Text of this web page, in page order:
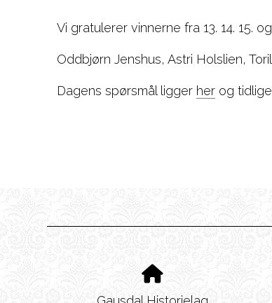
Vi gratulerer vinnerne fra 13. 14. 15.
Oddbjørn Jenshus, Astri Holslien,
Dagens spørsmål ligger herog